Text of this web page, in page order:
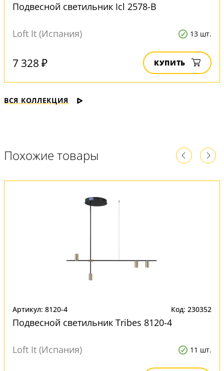
Подвесной светильник Icl 2578-B
Loft It (Испания) 13 шт.
7 328 ₽ КУПИТЬ
ВСЯ КОЛЛЕКЦИЯ
Похожие товары
Артикул: 8120-4 Код: 230352
Подвесной светильник Tribes 8120-4
Loft It (Испания) 11 шт.